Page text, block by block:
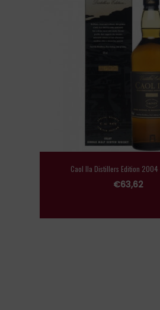
Caol Ila Distillers Edition
€63,62